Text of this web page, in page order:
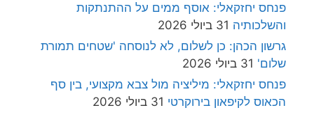
פנחס יחזקאלי: אוסף ממים על ההתנתקות
והשלכותיה 31 ביולי 2026
גרשון הכהן: כן לשלום, לא לנוסחה 'שטחים תמורת
שלום' 31 ביולי 2026
פנחס יחזקאלי: מיליציה מול צבא מקצועי, בין סף
הכאוס לקיפאון בירוקרטי 31 ביולי 2026